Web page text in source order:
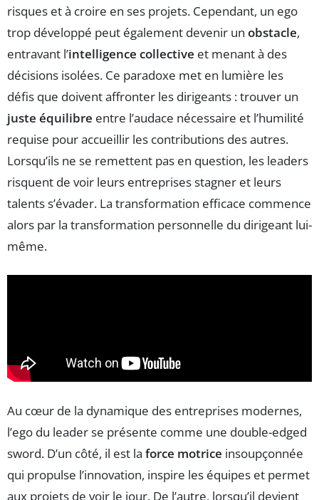
risques et à croire en ses projets. Cependant, un ego
trop développé peut également devenir un obstacle,
entravant l’intelligence collective et menant à des
décisions isolées. Ce paradoxe met en lumière les
défis que doivent affronter les dirigeants : trouver un
juste équilibre entre l’audace nécessaire et l’humilité
requise pour accueillir les contributions des autres.
Lorsqu’ils ne se remettent pas en question, les leaders
risquent de voir leurs entreprises stagner et leurs
talents s’évader. La transformation efficace commence
alors par la transformation personnelle du dirigeant lui-
même.
Au cœur de la dynamique des entreprises modernes,
l’ego du leader se présente comme une double-edged
sword. D’un côté, il est la force motrice insoupçonnée
qui propulse l’innovation, inspire les équipes et permet
aux projets de voir le jour. De l’autre, lorsqu’il devient